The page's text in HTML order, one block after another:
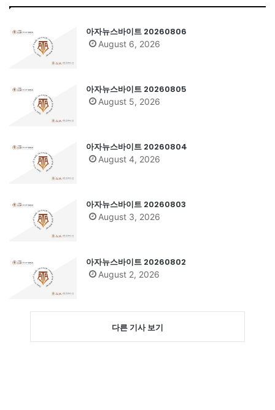
아자뉴스바이트 20260806
August 6, 2026
아자뉴스바이트 20260805
August 5, 2026
아자뉴스바이트 20260804
August 4, 2026
아자뉴스바이트 20260803
August 3, 2026
아자뉴스바이트 20260802
August 2, 2026
다른 기사 보기